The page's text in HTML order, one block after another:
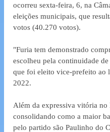
ocorreu sexta-feira, 6, na
eleições municipais, que
votos (40.270 votos).
"Furia tem demonstrado
escolheu pela continuidade
que foi eleito vice-prefeito ao
2022.
Além da expressiva vitória
consolidando como a maior
pelo partido são Paulinho do